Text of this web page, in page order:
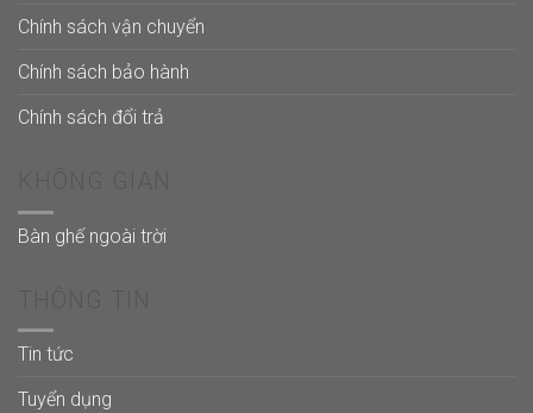
Chính sách vận chuyển
Chính sách bảo hành
Chính sách đổi trả
Bàn ghế ngoài trời
Tin tức
Tuyển dụng